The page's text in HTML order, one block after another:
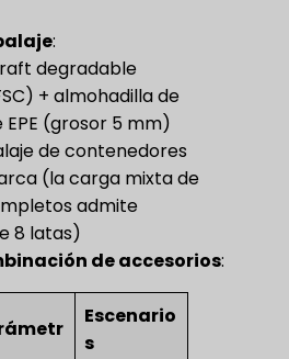
​:
degradable
+ almohadilla de
(grosor 5 mm)
de contenedores
(la carga mixta de
admite
8 latas)
de accesorios​:
Escenario
s